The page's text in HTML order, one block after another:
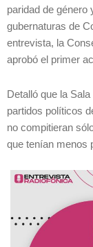
paridad de género
gubernaturas de
entrevista, la
aprobó el primer
Detalló que la
partidos políticos
no compitieran
que tenían menos